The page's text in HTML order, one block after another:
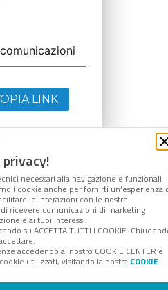
necessari alla navigazione e funzionali
i cookie anche per fornirti un’esperienza
le interazioni con le nostre
ricevere comunicazioni di marketing
e ai tuoi interessi.
su ACCETTA TUTTI I COOKIE.
accedendo al nostro COOKIE CENTER e
utilizzati, visitando la nostra COOKIE
LINK